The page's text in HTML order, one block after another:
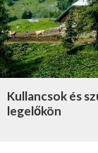
Kullancsok és
legelőkön